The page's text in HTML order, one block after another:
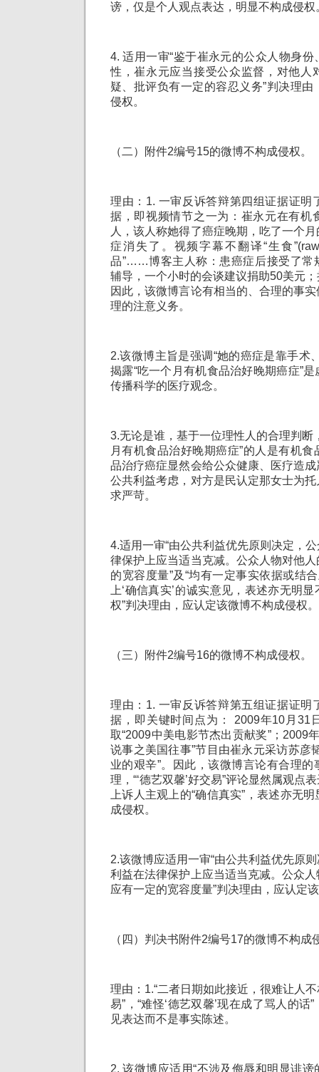
谤，仅是个人观点表达，明显不构成侵权
4. 适用一审“鉴于崔永元的公众人物身
性，崔永元应当接受公众监督，对他人
疑、批评负有一定的容忍义务”判决理
侵权。
（二）附件2编号15的微博不构成侵权。
理由：1. 一审反诉答辩第四组证据证明
据，即视频情节之一为：崔永元在有机
人，该人称她得了癌症晚期，吃了一个
症消失了。视频字幕不翻译“生食
品”……博客主人称：患癌症后接受了
辅导，一个小时的会谈建议捐助50美元
因此，该微博言论有相当的、合理的事
理的注意义务。
2.该微博主旨是强调“她的癌症是靠手术
揭露“吃一个月有机食品治好晚期癌症”
传播科学的医疗观念。
3.无论是谁，基于一位理性人的合理判断
月有机食品治好晚期癌症”的人是有机
品治疗癌症显然会给公众健康、医疗造
公共利益考虑，对方是民认定那女士为
求严苛。
4.适用一审“由公共利益优先原则决定，
律保护上应当适当克减。公众人物对他
的宽容度量”及“均有一定事实依据或结
上‘确信真实’的诚实意见，表述亦无明
权”判决理由，应认定该微博不构成侵权。
（三）附件2编号16的微博不构成侵权。
理由：1. 一审反诉答辩第五组证据证明
据，即关键时间点为： 2009年10月31
取“2009中美电影节杰出贡献奖”；2009
说事之美国往事”节目由崔永元采访苏彦
业的艰辛”。因此，该微博言论有合理
理，“‘德艺双馨’好交易”评论显然属观点
上诉人主观上的“确信真实”，表述亦无
成侵权。
2.该微博应适用一审“由公共利益优先原
利益在法律保护上应当适当克减。公众
应有一定的宽容度量”判决理由，应认定
（四）判决书附件2编号17的微博不构成
理由：1.“二者日期如此接近，很难让人
易”，“难怪‘德艺双馨’现在成了骂人的话
见表达而不是事实陈述。
2. 该微博应适用“不涉及侮辱和明显诽